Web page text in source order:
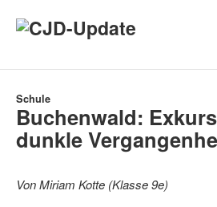
Schule
Buchenwald:
dunkle
Von Miriam Kotte (Klasse 9e)